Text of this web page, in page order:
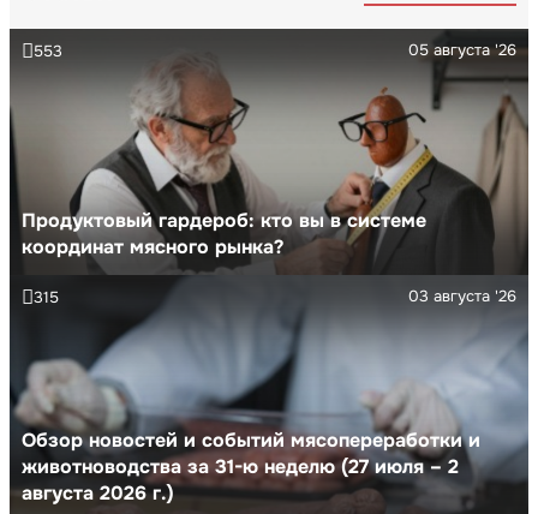
Продуктовый гардероб: кто вы в системе
координат мясного рынка?
05 августа '26
553
Обзор новостей и событий мясопереработки и
животноводства за 31-ю неделю (27 июля – 2
августа 2026 г.)
03 августа '26
315